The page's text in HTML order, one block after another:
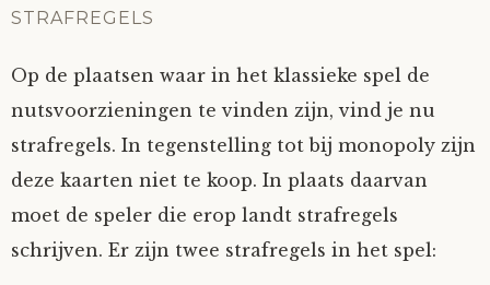
STRAFREGELS
Op de plaatsen waar in het klassieke spel de
nutsvoorzieningen te vinden zijn, vind je nu
strafregels. In tegenstelling tot bij monopoly zijn
deze kaarten niet te koop. In plaats daarvan
moet de speler die erop landt strafregels
schrijven. Er zijn twee strafregels in het spel: